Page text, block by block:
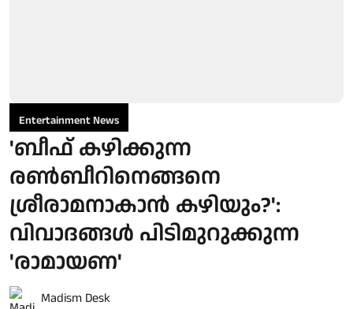
Entertainment News
'ബീഫ് കഴിക്കുന്ന
രൺബീറിനെങ്ങനെ
ശ്രീരാമനാകാൻ കഴിയും?':
വിവാദങ്ങൾ പിടിമുറുക്കുന്ന
'രാമായണ'
Madism Desk